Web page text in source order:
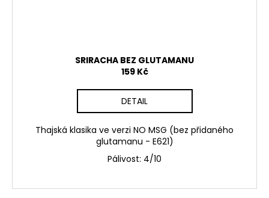
SRIRACHA BEZ GLUTAMANU
159 Kč
DETAIL
Thajská klasika ve verzi NO MSG (bez přidaného
glutamanu - E621)
Pálivost: 4/10